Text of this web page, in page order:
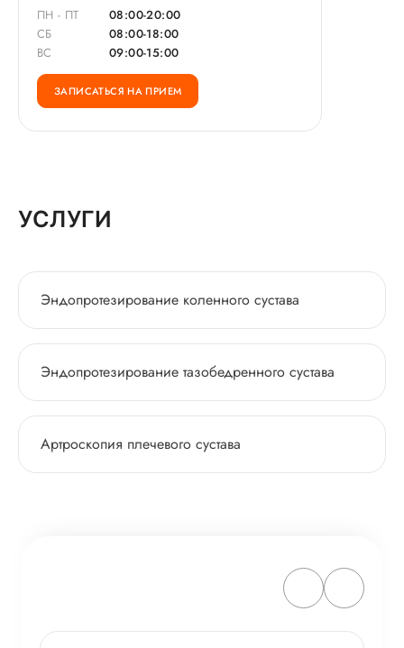
ПН - ПТ
08:00-20:00
СБ
08:00-18:00
ВС
09:00-15:00
ЗАПИСАТЬСЯ НА ПРИЕМ
УСЛУГИ
Эндопротезирование коленного сустава
Эндопротезирование тазобедренного сустава
Артроскопия плечевого сустава